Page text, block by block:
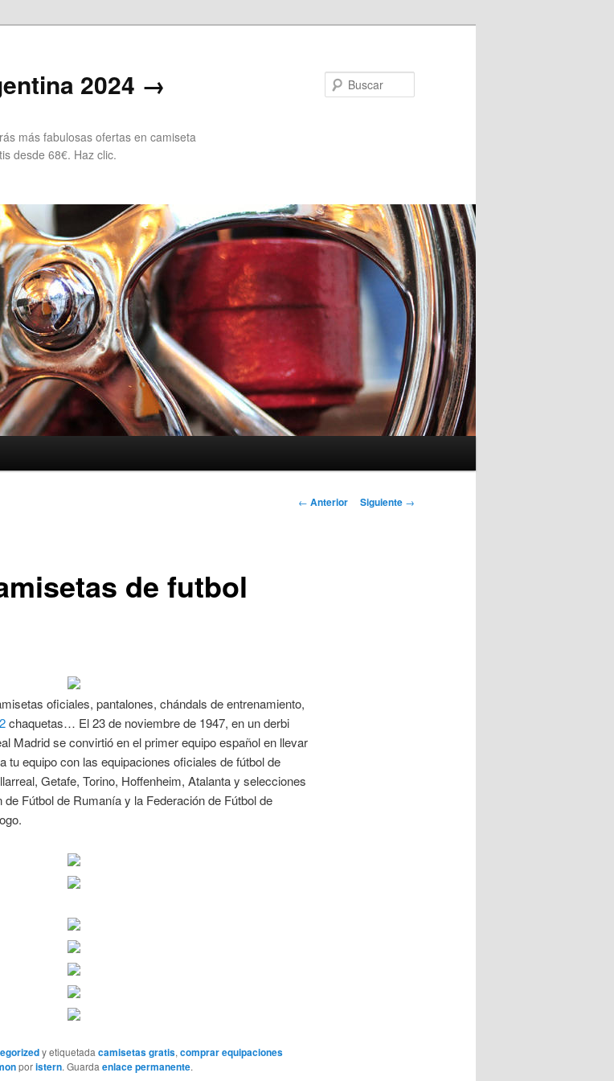
2024 →
más fabulosas ofertas en camiseta
desde 68€. Haz clic.
Navegación
← Anterior Siguiente →
de futbol
oficiales, pantalones, chándals de entrenamiento,
chaquetas… El 23 de noviembre de 1947, en un derbi
Madrid se convirtió en el primer equipo español en llevar
tu equipo con las equipaciones oficiales de fútbol de
Getafe, Torino, Hoffenheim, Atalanta y selecciones
Fútbol de Rumanía y la Federación de Fútbol de
y etiquetadacamisetas gratis,comprar equipaciones
poristern. Guardaenlace permanente.